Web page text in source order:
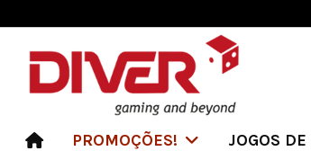
PROMOÇÕES! JOGOS